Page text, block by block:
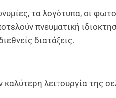
τα λογότυπα, οι
πνευματική
διατάξεις.
καλύτερη λειτουργία της